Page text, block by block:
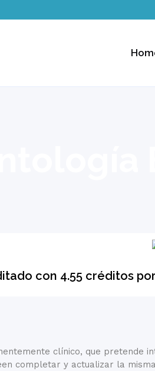
con 4.55 créditos
clínico, que
completar y actualizar la